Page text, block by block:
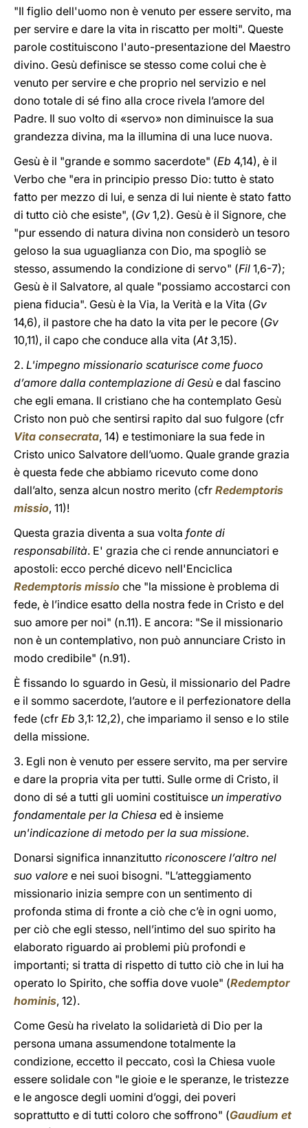
"Il figlio dell'uomo non è venuto per essere servito, ma
per servire e dare la vita in riscatto per molti". Queste
parole costituiscono l'auto-presentazione del Maestro
divino. Gesù definisce se stesso come colui che è
venuto per servire e che proprio nel servizio e nel
dono totale di sé fino alla croce rivela l’amore del
Padre. Il suo volto di «servo» non diminuisce la sua
grandezza divina, ma la illumina di una luce nuova.
Gesù è il "grande e sommo sacerdote" (Eb 4,14), è il
Verbo che "era in principio presso Dio: tutto è stato
fatto per mezzo di lui, e senza di lui niente è stato fatto
di tutto ciò che esiste", (Gv 1,2). Gesù è il Signore, che
"pur essendo di natura divina non considerò un tesoro
geloso la sua uguaglianza con Dio, ma spogliò se
stesso, assumendo la condizione di servo" (Fil 1,6-7);
Gesù è il Salvatore, al quale "possiamo accostarci con
piena fiducia". Gesù è la Via, la Verità e la Vita (Gv
14,6), il pastore che ha dato la vita per le pecore (Gv
10,11), il capo che conduce alla vita (At3,15).
2. L'impegno missionario scaturisce come fuoco
d’amore dalla contemplazione di Gesù e dal fascino
che egli emana. Il cristiano che ha contemplato Gesù
Cristo non può che sentirsi rapito dal suo fulgore (cfr
Vita consecrata, 14) e testimoniare la sua fede in
Cristo unico Salvatore dell’uomo. Quale grande grazia
è questa fede che abbiamo ricevuto come dono
dall’alto, senza alcun nostro merito (cfr Redemptoris
missio, 11)!
Questa grazia diventa a sua volta fonte di
responsabilità. E' grazia che ci rende annunciatori e
apostoli: ecco perché dicevo nell'Enciclica
Redemptoris missio che "la missione è problema di
fede, è l’indice esatto della nostra fede in Cristo e del
suo amore per noi" (n.11). E ancora: "Se il missionario
non è un contemplativo, non può annunciare Cristo in
modo credibile" (n.91).
È fissando lo sguardo in Gesù, il missionario del Padre
e il sommo sacerdote, l’autore e il perfezionatore della
fede (cfr Eb 3,1: 12,2), che impariamo il senso e lo stile
della missione.
3. Egli non è venuto per essere servito, ma per servire
e dare la propria vita per tutti. Sulle orme di Cristo, il
dono di sé a tutti gli uomini costituisce un imperativo
fondamentale per la Chiesa ed è insieme
un'indicazione di metodo per la sua missione.
Donarsi significa innanzitutto riconoscere l’altro nel
suo valore e nei suoi bisogni. "L’atteggiamento
missionario inizia sempre con un sentimento di
profonda stima di fronte a ciò che c’è in ogni uomo,
per ciò che egli stesso, nell’intimo del suo spirito ha
elaborato riguardo ai problemi più profondi e
importanti; si tratta di rispetto di tutto ciò che in lui ha
operato lo Spirito, che soffia dove vuole" (Redemptor
hominis, 12).
Come Gesù ha rivelato la solidarietà di Dio per la
persona umana assumendone totalmente la
condizione, eccetto il peccato, così la Chiesa vuole
essere solidale con "le gioie e le speranze, le tristezze
e le angosce degli uomini d’oggi, dei poveri
soprattutto e di tutti coloro che soffrono" (Gaudium et